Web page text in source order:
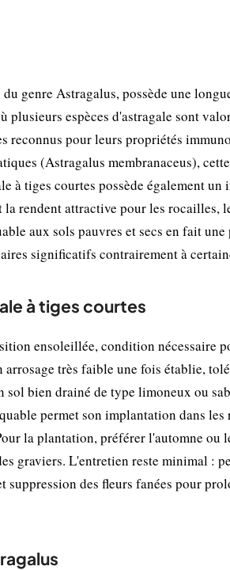
genre Astragalus, possède une
espèces d'astragale sont
reconnus pour leurs propriétés
(Astragalus membranaceus),
à tiges courtes possède également
rendent attractive pour les rocailles,
aux sols pauvres et secs en fait
significatifs contrairement à
à tiges courtes
ensoleillée, condition nécessaire
très faible une fois établie,
sol bien drainé de type limoneux ou
permet son implantation dans les
la plantation, préférer l'automne ou
graviers. L'entretien reste minimal :
suppression des fleurs fanées pour